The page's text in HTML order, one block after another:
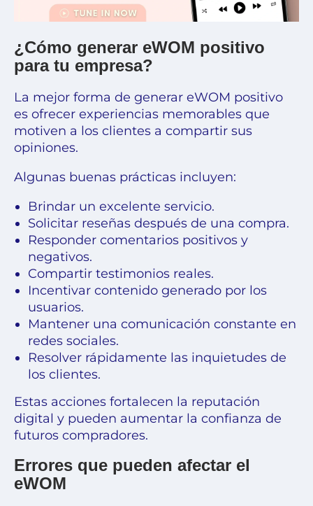
¿Cómo generar eWOM positivo
para tu empresa?
La mejor forma de generar eWOM positivo
es ofrecer experiencias memorables que
motiven a los clientes a compartir sus
opiniones.
Algunas buenas prácticas incluyen:
Brindar un excelente servicio.
Solicitar reseñas después de una compra.
Responder comentarios positivos y
negativos.
Compartir testimonios reales.
Incentivar contenido generado por los
usuarios.
Mantener una comunicación constante en
redes sociales.
Resolver rápidamente las inquietudes de
los clientes.
Estas acciones fortalecen la reputación
digital y pueden aumentar la confianza de
futuros compradores.
Errores que pueden afectar el
eWOM